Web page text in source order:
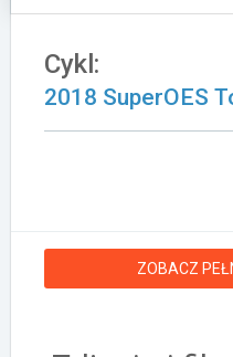
Cykl:
2018 SuperOES
ZOBACZ